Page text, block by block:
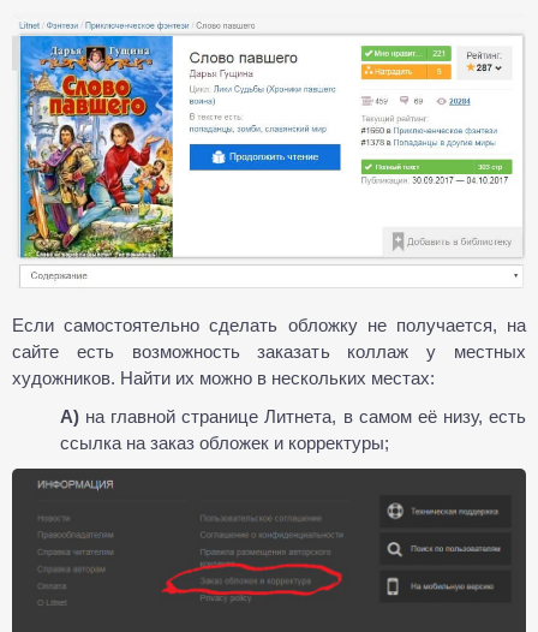
Если самостоятельно сделать обложку не получается, на
сайте есть возможность заказать коллаж у местных
художников. Найти их можно в нескольких местах:
А) на главной странице Литнета, в самом её низу, есть
ссылка на заказ обложек и корректуры;